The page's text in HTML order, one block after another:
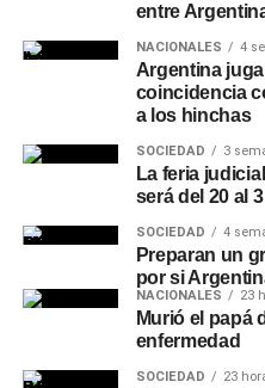
entre
NACIONALES 4
Argentina
coincidencia
a los hinchas
SOCIEDAD 3
La feria
será del 20 al
SOCIEDAD 4
Preparan un
por si
NACIONALES 23
Murió el papá
enfermedad
SOCIEDAD 23